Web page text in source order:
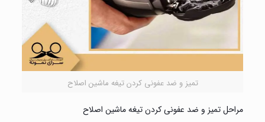
تمیز و ضد عفونی کردن تیغه ماشین اصلاح
مراحل تمیز و ضد عفونی کردن تیغه ماشین اصلاح